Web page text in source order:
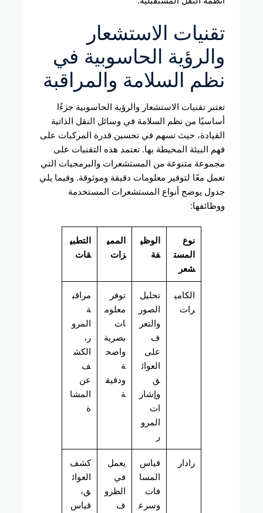
تقنيات الاستشعار
والرؤية الحاسوبية في
نظم السلامة والمراقبة
تعتبر تقنيات الاستشعار والرؤية الحاسوبية جزءًا
أساسيًا من نظم السلامة في وسائل النقل الذاتية
القيادة، حيث تسهم في تحسين قدرة المركبات على
فهم البيئة المحيطة بها. تعتمد هذه التقنيات على
مجموعة متنوعة من المستشعرات والبرمجيات التي
تعمل معًا لتوفير معلومات دقيقة وموثوقة. وفيما يلي
جدول يوضح أنواع المستشعرات المستخدمة
ووظائفها:
نوع
المست
شعر
الوظي
فة
الممي
زات
التطبي
قات
الكامي
رات
تحليل
الصور
والتعر
ف
على
العوائ
ق
وإشار
ات
المرو
ر
توفر
معلوم
ات
بصرية
واضح
ة
ودقيق
ة
مراقب
ة
المرو
ر،
الكش
ف
عن
المشا
ة
رادار
قياس
المسا
فات
وسرع
يعمل
في
الظرو
ف
كشف
العوائ
ق،
قياس